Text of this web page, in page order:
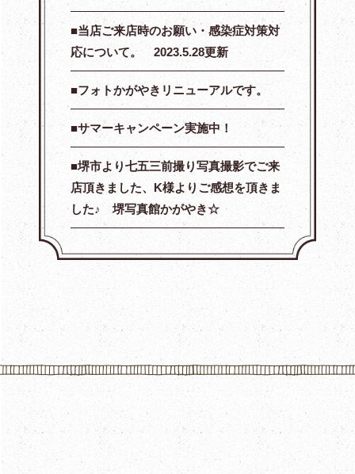
当店ご来店時のお願い・感染症対策対
応について。 2023.5.28更新
フォトかがやきリニューアルです。
サマーキャンペーン実施中！
堺市より七五三前撮り写真撮影でご来
店頂きました、K様よりご感想を頂きま
した♪ 堺写真館かがやき☆